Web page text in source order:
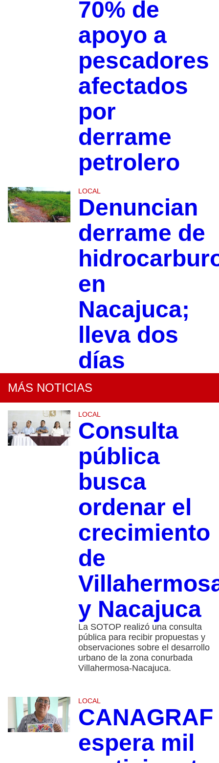
70% de
apoyo a
pescadores
afectados
por
derrame
petrolero
LOCAL
Denuncian
derrame de
en
Nacajuca;
lleva dos
días
MÁS NOTICIAS
LOCAL
Consulta
pública
busca
ordenar el
crecimiento
de
y Nacajuca
La SOTOP realizó una consulta
pública para recibir propuestas y
observaciones sobre el desarrollo
urbano de la zona conurbada
Villahermosa-Nacajuca.
LOCAL
CANAGRAF
espera mil